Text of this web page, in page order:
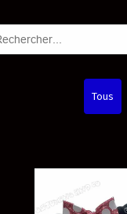
search
Armures